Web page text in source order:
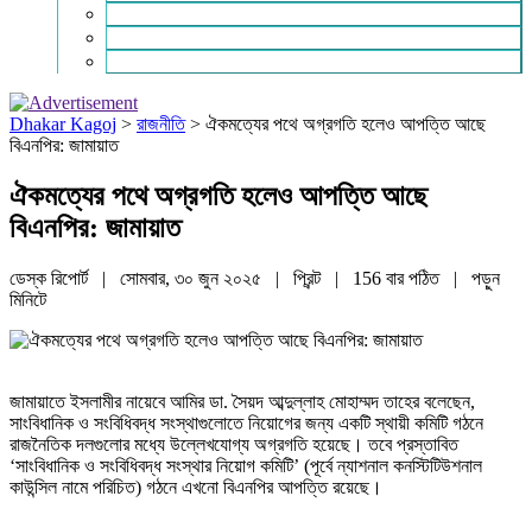
Dhakar Kagoj > রাজনীতি> ঐকমত্যের পথে অগ্রগতি হলেও আপত্তি আছে
বিএনপির: জামায়াত
ঐকমত্যের পথে অগ্রগতি হলেও আপত্তি আছে
বিএনপির: জামায়াত
ডেস্ক রিপোর্ট | সোমবার, ৩০ জুন ২০২৫ | প্রিন্ট | 156 বার পঠিত
| পড়ুন
মিনিটে
জামায়াতে ইসলামীর নায়েবে আমির ডা. সৈয়দ আব্দুল্লাহ মোহাম্মদ তাহের বলেছেন,
সাংবিধানিক ও সংবিধিবদ্ধ সংস্থাগুলোতে নিয়োগের জন্য একটি স্থায়ী কমিটি গঠনে
রাজনৈতিক দলগুলোর মধ্যে উল্লে­খযোগ্য অগ্রগতি হয়েছে। তবে প্রস্তাবিত
‘সাংবিধানিক ও সংবিধিবদ্ধ সংস্থার নিয়োগ কমিটি’ (পূর্বে ন্যাশনাল কনস্টিটিউশনাল
কাউন্সিল নামে পরিচিত) গঠনে এখনো বিএনপির আপত্তি রয়েছে।